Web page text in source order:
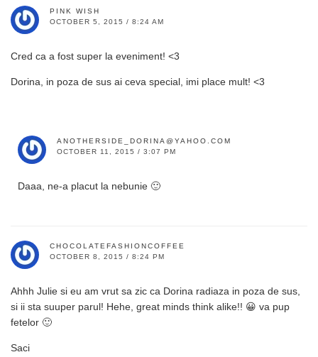
PINK WISH
OCTOBER 5, 2015 / 8:24 AM
Cred ca a fost super la eveniment! <3
Dorina, in poza de sus ai ceva special, imi place mult! <3
ANOTHERSIDE_DORINA@YAHOO.COM
OCTOBER 11, 2015 / 3:07 PM
Daaa, ne-a placut la nebunie 🙂
CHOCOLATEFASHIONCOFFEE
OCTOBER 8, 2015 / 8:24 PM
Ahhh Julie si eu am vrut sa zic ca Dorina radiaza in poza de sus,
si ii sta suuper parul! Hehe, great minds think alike!! 😀 va pup
fetelor 🙂
Saci